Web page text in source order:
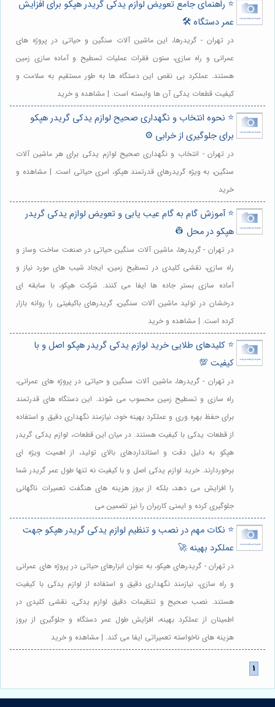
⭐️ راهنمای جامع تعویض لوازم یدکی گریدر هپکو برای افزایش
عمر دستگاه 🛠️
در تهران - گریدرها، این ماشین آلات سنگین و حیاتی در پروژه های
عمرانی و راه سازی، ستون فقرات عملیات تسطیح و آماده سازی زمین
هستند. عملکرد بی نقص این دستگاه ها به طور مستقیم به سلامت و
کیفیت قطعات یدکی آن ها وابسته است. | مشاهده و خرید
⭐️ نحوه انتخاب و نگهداری صحیح لوازم یدکی گریدر هپکو
برای جلوگیری از خرابی ⚙️
در تهران - انتخاب و نگهداری صحیح لوازم یدکی برای هر ماشین آلات
سنگین، به ویژه گریدرهای قدرتمند هپکو، امری حیاتی است. | مشاهده و
خرید
⭐️ آموزش گام به گام عیب یابی و تعویض لوازم یدکی گریدر
هپکو در محل 👷
در تهران - گریدرها، ماشین آلات سنگین حیاتی در صنعت ساخت وساز و
راه سازی، نقشی کلیدی در تسطیح زمین، ایجاد شیب های مورد نیاز و
آماده سازی بستر جاده ها ایفا می کنند. شرکت هپکو، با سابقه ای
درخشان در تولید ماشین آلات سنگین، گریدرهای باکیفیتی را روانه بازار
کرده است. | مشاهده و خرید
⭐️ کلیدهای طلایی خرید لوازم یدکی گریدر هپکو اصل و با
کیفیت 💯
در تهران - گریدرها، ماشین آلات سنگین و حیاتی در پروژه های عمرانی،
راه سازی و تسطیح زمین محسوب می شوند. این دستگاه های قدرتمند
برای حفظ بهره وری و عملکرد بهینه خود، نیازمند نگهداری دقیق و استفاده
از قطعات یدکی با کیفیت هستند. در میان این قطعات، لوازم یدکی گریدر
هپکو به دلیل دقت و استانداردهای بالای تولید، از اهمیت ویژه ای
برخوردارند. خرید لوازم یدکی اصل و با کیفیت نه تنها طول عمر گریدر شما
را افزایش می دهد، بلکه از بروز هزینه های هنگفت تعمیرات ناگهانی
جلوگیری کرده و ایمنی کاربران را نیز تضمین می
⭐️ نکات مهم در نصب و تنظیم لوازم یدکی گریدر هپکو جهت
عملکرد بهینه 🚀
در تهران - گریدرهای هپکو، به عنوان ابزارهای حیاتی در پروژه های عمرانی
و راه سازی، نیازمند نگهداری دقیق و استفاده از لوازم یدکی با کیفیت
هستند. نصب صحیح و تنظیمات دقیق لوازم یدکی، نقشی کلیدی در
اطمینان از عملکرد بهینه، افزایش طول عمر دستگاه و جلوگیری از بروز
هزینه های ناخواسته تعمیراتی ایفا می کند. | مشاهده و خرید